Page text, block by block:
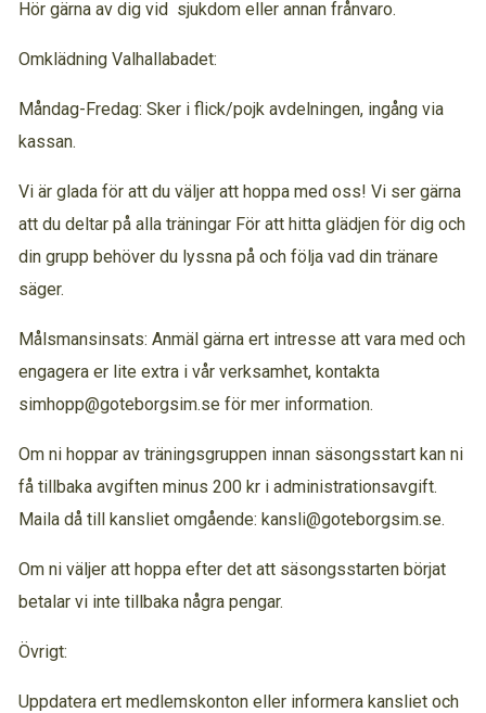
Hör gärna av dig vid sjukdom eller annan frånvaro.
Omklädning Valhallabadet:
Måndag-Fredag: Sker i flick/pojk avdelningen, ingång via
kassan.
Vi är glada för att du väljer att hoppa med oss! Vi ser gärna
att du deltar på alla träningar För att hitta glädjen för dig och
din grupp behöver du lyssna på och följa vad din tränare
säger.
Målsmansinsats: Anmäl gärna ert intresse att vara med och
engagera er lite extra i vår verksamhet, kontakta
simhopp@goteborgsim.se för mer information.
Om ni hoppar av träningsgruppen innan säsongsstart kan ni
få tillbaka avgiften minus 200 kr i administrationsavgift.
Maila då till kansliet omgående: kansli@goteborgsim.se.
Om ni väljer att hoppa efter det att säsongsstarten börjat
betalar vi inte tillbaka några pengar.
Övrigt:
Uppdatera ert medlemskonton eller informera kansliet och